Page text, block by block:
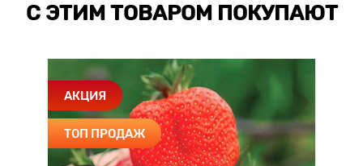
С ЭТИМ ТОВАРОМ ПОКУПАЮТ
АКЦИЯ
ТОП ПРОДАЖ